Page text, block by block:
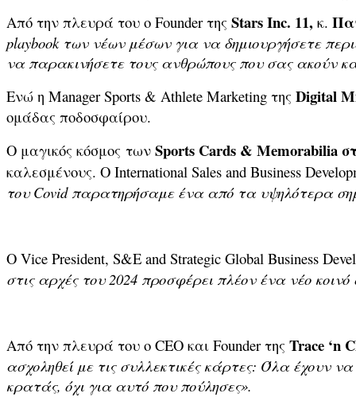
Από την πλευρά του ο Founder της Stars Inc. 11, κ.
playbookτων νέων μέσων για να δημιουργήσετε
να παρακινήσετε τους ανθρώπους που σας ακούν
Ενώ η Manager Sports & Athlete Marketing της Digital
ομάδας ποδοσφαίρου.
O μαγικός κόσμος των Sports Cards & Memorabilia
καλεσμένους. Ο International Sales and Business
του Covid παρατηρήσαμε ένα από τα υψηλότερα
Ο Vice President, S&E and Strategic Global Business
στις αρχές του2024 προσφέρει πλέον ένα νέο
Από την πλευρά του ο CEO και Founder της Trace ‘n
ασχοληθεί με τις συλλεκτικές κάρτες: Όλα έχουν
κρατάς, όχι για αυτό που πούλησες».